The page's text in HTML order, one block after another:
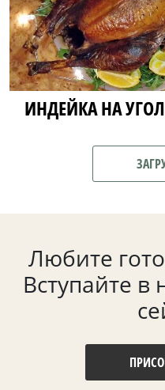
ИНДЕЙКА НА
Любите
Вступайте